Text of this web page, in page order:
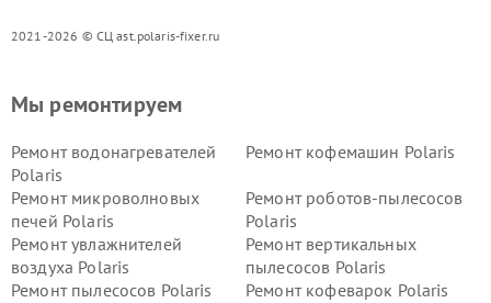
2021-2026 © СЦ ast.polaris-fixer.ru
Мы ремонтируем
Ремонт водонагревателей
Polaris
Ремонт кофемашин Polaris
Ремонт микроволновых
печей Polaris
Ремонт роботов-пылесосов
Polaris
Ремонт увлажнителей
воздуха Polaris
Ремонт вертикальных
пылесосов Polaris
Ремонт пылесосов Polaris
Ремонт кофеварок Polaris